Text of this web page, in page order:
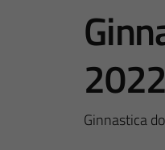
Ginnastica